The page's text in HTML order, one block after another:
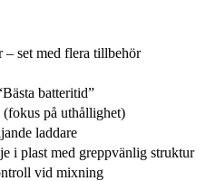
– set med flera tillbehör
batteritid”
på uthållighet)
laddare
i plast med greppvänlig struktur
vid mixning